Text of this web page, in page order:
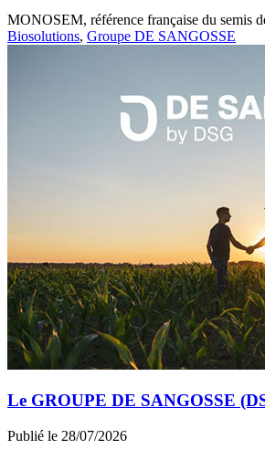
MONOSEM, référence française du semis
Biosolutions, Groupe DE SANGOSSE
Le GROUPE DE SANGOSSE
Publié le 28/07/2026